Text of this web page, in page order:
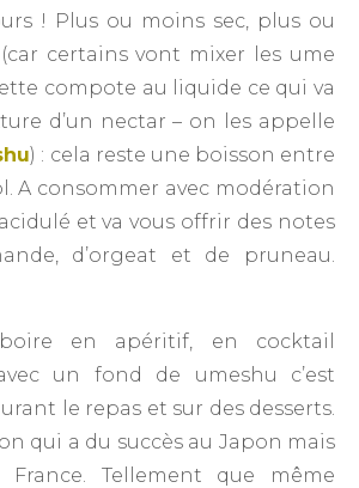
! Plus ou moins sec, plus ou
certains vont mixer les ume
compote au liquide ce qui va
d’un nectar – on les appelle
) : cela reste une boisson entre
A consommer avec modération
et va vous offrir des notes
d’orgeat et de pruneau.
en apéritif, en cocktail
un fond de umeshu c’est
le repas et sur des desserts.
qui a du succès au Japon mais
Tellement que même